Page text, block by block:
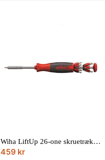
Wiha LiftUp 26-one skruetrækker med integreret bitsmagasin
459 kr